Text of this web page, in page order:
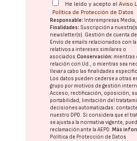
He leído y acepto elAviso
Política de Protección de Datos
Responsable: Interempresas Media,
Finalidades: Suscripción a
newsletter(s). Gestión de cuenta
Envío de emails relacionados con la
relativos a intereses similares o
asociados.Conservación: mientras
relación con Ud., o mientras sea
llevar a cabo las finalidades
Los datos pueden cederse a otras
grupo por motivos de gestión
Acceso, rectificación, oposición,
portabilidad, limitación del
decisiones automatizadas:
nuestro DPD. Si considera que el
se ajusta a la normativa vigente,
reclamación ante laAEPD. Más
Política de Protección de Datos